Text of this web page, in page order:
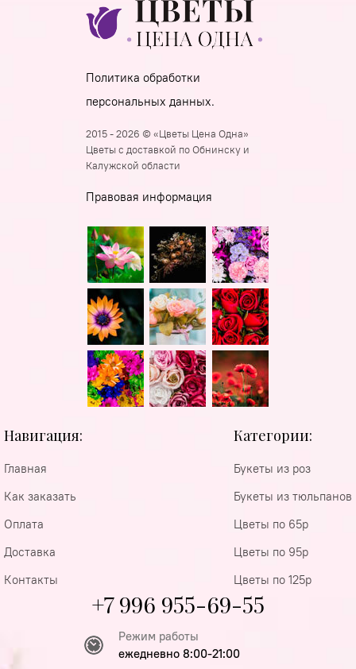
Политика обработки
персональных данных.
2015 - 2026 © «Цветы Цена Одна»
Цветы с доставкой по Обнинску и
Калужской области
Правовая информация
Навигация:
Главная
Как заказать
Оплата
Доставка
Контакты
Категории:
Букеты из роз
Букеты из тюльпанов
Цветы по 65р
Цветы по 95р
Цветы по 125р
+7 996 955-69-55
Режим работы
ежедневно 8:00-21:00